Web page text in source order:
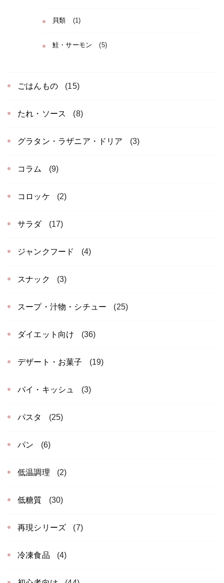
貝類 (1)
鮭・サーモン (5)
ごはんもの (15)
たれ・ソース (8)
グラタン・ラザニア・ドリア (3)
コラム (9)
コロッケ (2)
サラダ (17)
ジャンクフード (4)
スナック (3)
スープ・汁物・シチュー (25)
ダイエット向け (36)
デザート・お菓子 (19)
パイ・キッシュ (3)
パスタ (25)
パン (6)
低温調理 (2)
低糖質 (30)
再現シリーズ (7)
冷凍食品 (4)